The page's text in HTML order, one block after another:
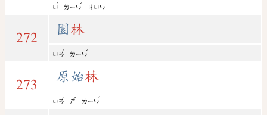
ㄩ
ˋ
ㄌㄧㄣ
ˊ
ㄐㄩㄣ
272
園 林
ㄩㄢ
ˊ
ㄌㄧㄣ
ˊ
273
原始林
ㄩㄢ
ˊ
ㄕ
ˇ
ㄌㄧㄣ
ˊ